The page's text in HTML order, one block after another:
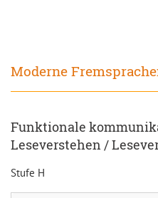
Moderne
Funktionale
Leseverstehen /
Stufe H